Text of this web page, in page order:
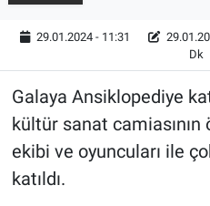
29.01.2024 - 11:31
Dk
Galaya Ansiklopediye
kültür sanat
ekibi ve oyuncuları ile
katıldı.